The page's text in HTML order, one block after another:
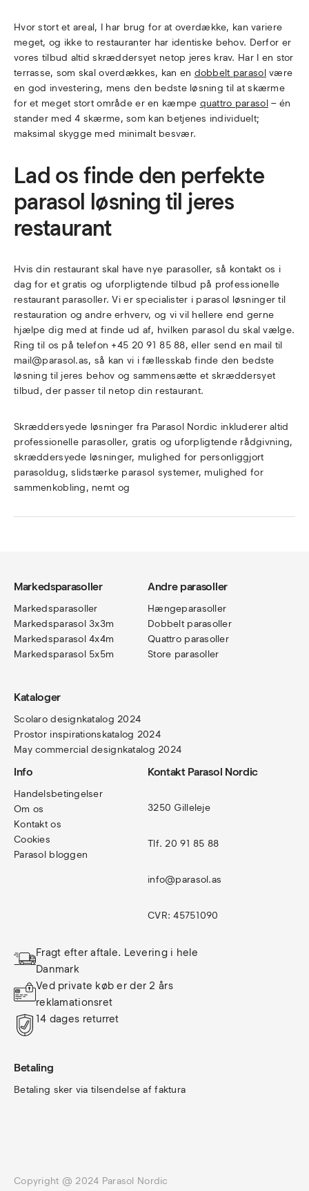
Hvor stort et areal, I har brug for at overdække, kan variere
meget, og ikke to restauranter har identiske behov. Derfor er
vores tilbud altid skræddersyet netop jeres krav. Har I en stor
terrasse, som skal overdækkes, kan en dobbelt parasolvære
en god investering, mens den bedste løsning til at skærme
for et meget stort område er en kæmpe quattro parasol– én
stander med 4 skærme, som kan betjenes individuelt;
maksimal skygge med minimalt besvær.
Lad os finde den perfekte
parasol løsning til jeres
restaurant
Hvis din restaurant skal have nye parasoller, så kontakt os i
dag for et gratis og uforpligtende tilbud på professionelle
restaurant parasoller. Vi er specialister i parasol løsninger til
restauration og andre erhverv, og vi vil hellere end gerne
hjælpe dig med at finde ud af, hvilken parasol du skal vælge.
Ring til os på telefon +45 20 91 85 88, eller send en mail til
mail@parasol.as, så kan vi i fællesskab finde den bedste
løsning til jeres behov og sammensætte et skræddersyet
tilbud, der passer til netop din restaurant.
Skræddersyede løsninger fra Parasol Nordic inkluderer altid
professionelle parasoller, gratis og uforpligtende rådgivning,
skræddersyede løsninger, mulighed for personliggjort
parasoldug, slidstærke parasol systemer, mulighed for
sammenkobling, nemt og
Markedsparasoller
Markedsparasoller
Markedsparasol 3x3m
Markedsparasol 4x4m
Markedsparasol 5x5m
Andre parasoller
Hængeparasoller
Dobbelt parasoller
Quattro parasoller
Store parasoller
Kataloger
Scolaro designkatalog 2024
Prostor inspirationskatalog 2024
May commercial designkatalog 2024
Info
Handelsbetingelser
Om os
Kontakt os
Cookies
Parasol bloggen
Kontakt Parasol Nordic
3250 Gilleleje
Tlf. 20 91 85 88
info@parasol.as
CVR: 45751090
Fragt efter aftale. Levering i hele
Danmark
Ved private køb er der 2 års
reklamationsret
14 dages returret
Betaling
Betaling sker via tilsendelse af faktura
Copyright @ 2024 Parasol Nordic